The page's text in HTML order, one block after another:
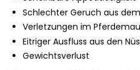
Schlechter Geruch aus
Verletzungen im
Eitriger Ausfluss aus den
Gewichtsverlust